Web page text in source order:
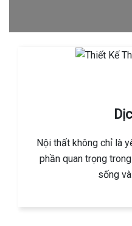
Nội thất không chỉ là
phần quan trọng
sống